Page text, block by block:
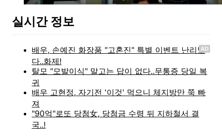
실시간 정보
AD